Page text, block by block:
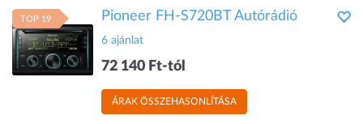
TOP 19 Pioneer FH-S720BT Autórádió
6 ajánlat
72 140 Ft-tól
ÁRAK ÖSSZEHASONLÍTÁSA